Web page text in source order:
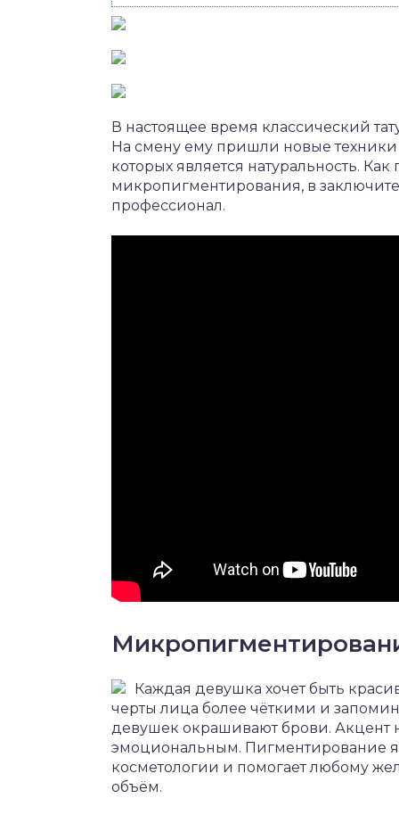
В настоящее время классический
На смену ему пришли новые
которых является натуральность.
микропигментирования, в
профессионал.
Каждая девушка хочет быть
черты лица более чёткими и
девушек окрашивают брови. Акцент
эмоциональным. Пигментирование
косметологии и помогает любому
объём.